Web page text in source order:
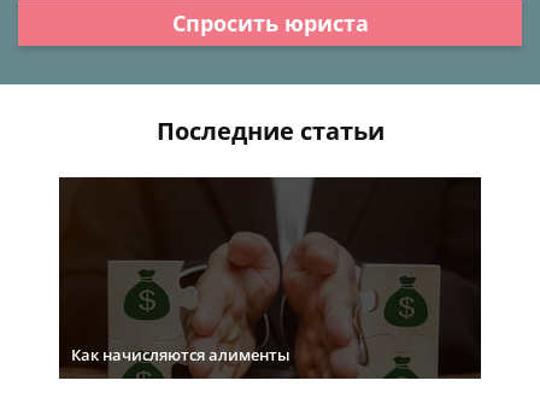
Спросить юриста
Последние статьи
Как начисляются алименты